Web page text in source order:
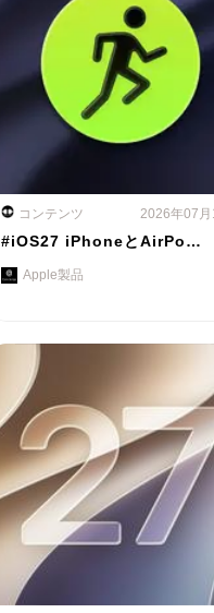
コンテンツ 2026年07月
#iOS27 iPhoneとAirPo…
Apple製品